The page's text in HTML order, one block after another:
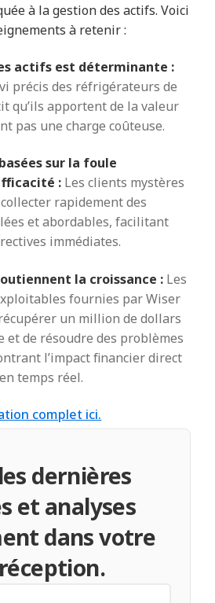
à la gestion des actifs. Voici
à retenir :
actifs est déterminante :
précis des réfrigérateurs de
qu’ils apportent de la valeur
pas une charge coûteuse.
sur la foule
: Les clients mystères
rapidement des
et abordables, facilitant
immédiates.
la croissance : Les
fournies par Wiser
un million de dollars
et de résoudre des problèmes
l’impact financier direct
temps réel.
complet ici.
dernières
et analyses
dans votre